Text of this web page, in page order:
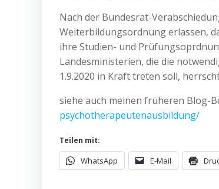
Nach der Bundesrat-
Weiterbildungsordnung erlassen,
ihre Studien- und
Landesministerien, die die
1.9.2020 in Kraft treten soll,
siehe auch meinen früheren Blog-
psychotherapeutenausbildung/
Teilen mit:
WhatsApp E-Mail